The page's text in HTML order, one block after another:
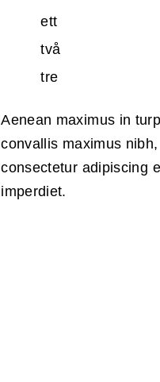
ett
två
tre
Aenean maximus in
convallis maximus
consectetur adipiscing
imperdiet.
Magnus
och